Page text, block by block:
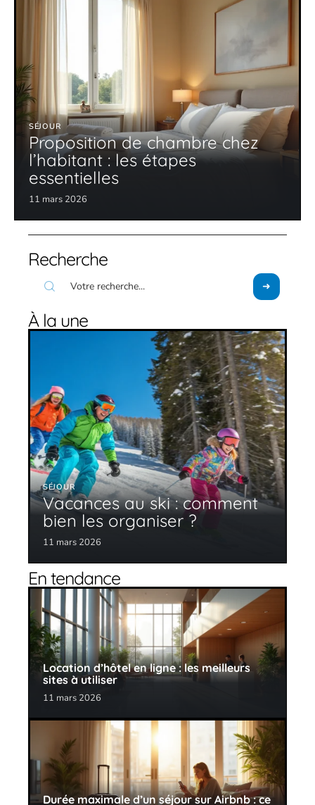
SÉJOUR
Proposition de chambre chez
l’habitant : les étapes
essentielles
11 mars 2026
Recherche
À la une
SÉJOUR
Vacances au ski : comment
bien les organiser ?
11 mars 2026
En tendance
Location d’hôtel en ligne : les meilleurs
sites à utiliser
11 mars 2026
Durée maximale d’un séjour sur Airbnb : ce